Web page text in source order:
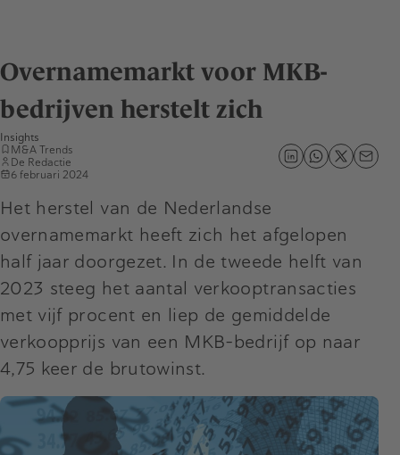
Overnamemarkt voor MKB-
bedrijven herstelt zich
Insights
M&A Trends
De Redactie
6 februari 2024
Het herstel van de Nederlandse
overnamemarkt heeft zich het afgelopen
half jaar doorgezet. In de tweede helft van
2023 steeg het aantal verkooptransacties
met vijf procent en liep de gemiddelde
verkoopprijs van een MKB-bedrijf op naar
4,75 keer de brutowinst.